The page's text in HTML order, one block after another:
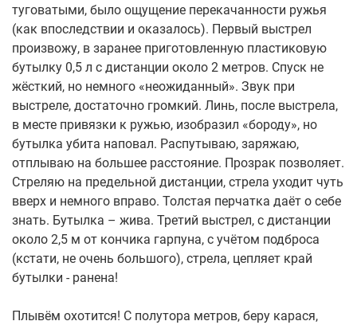
туговатыми, было ощущение перекачанности ружья
(как впоследствии и оказалось). Первый выстрел
произвожу, в заранее приготовленную пластиковую
бутылку 0,5 л с дистанции около 2 метров. Спуск не
жёсткий, но немного «неожиданный». Звук при
выстреле, достаточно громкий. Линь, после выстрела,
в месте привязки к ружью, изобразил «бороду», но
бутылка убита наповал. Распутываю, заряжаю,
отплываю на большее расстояние. Прозрак позволяет.
Стреляю на предельной дистанции, стрела уходит чуть
вверх и немного вправо. Толстая перчатка даёт о себе
знать. Бутылка – жива. Третий выстрел, с дистанции
около 2,5 м от кончика гарпуна, с учётом подброса
(кстати, не очень большого), стрела, цепляет край
бутылки - ранена!
Плывём охотится! С полутора метров, беру карася,